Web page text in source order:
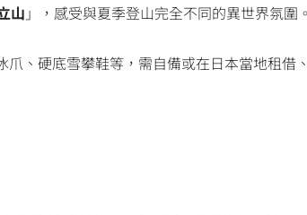
山 」，感受與夏季登山完全不同的異世界氛圍。
爪、硬底雪攀鞋等，需自備或在日本當地租借